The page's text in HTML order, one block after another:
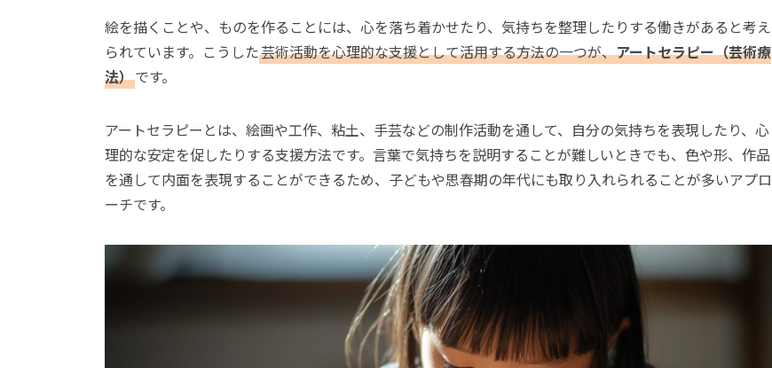
絵を描くことや、ものを作ることには、心を落ち着かせたり、気持ちを整理したりする働きがあると考え
られています。こうした芸術活動を心理的な支援として活用する方法の一つが、アートセラピー（芸術療
法）です。
アートセラピーとは、絵画や工作、粘土、手芸などの制作活動を通して、自分の気持ちを表現したり、心
理的な安定を促したりする支援方法です。言葉で気持ちを説明することが難しいときでも、色や形、作品
を通して内面を表現することができるため、子どもや思春期の年代にも取り入れられることが多いアプロ
ーチです。